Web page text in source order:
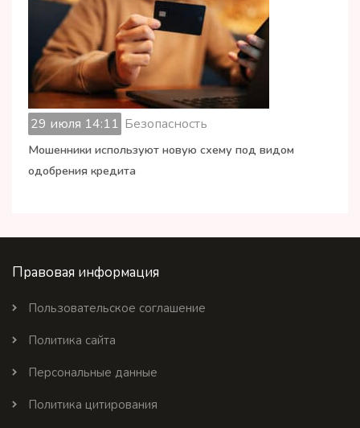
29 июля 14:11 Безопасность
Мошенники используют новую схему под видом
одобрения кредита
Правовая информация
Пользовательское соглашение
Политика сайта
Персональные данные
Политика цитирования